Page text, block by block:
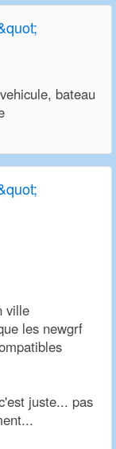
bateau
ville
les newgrf
juste... pas